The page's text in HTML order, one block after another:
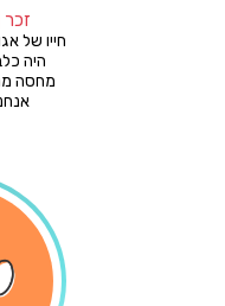
זכר |
חייו של
היה
מחסה